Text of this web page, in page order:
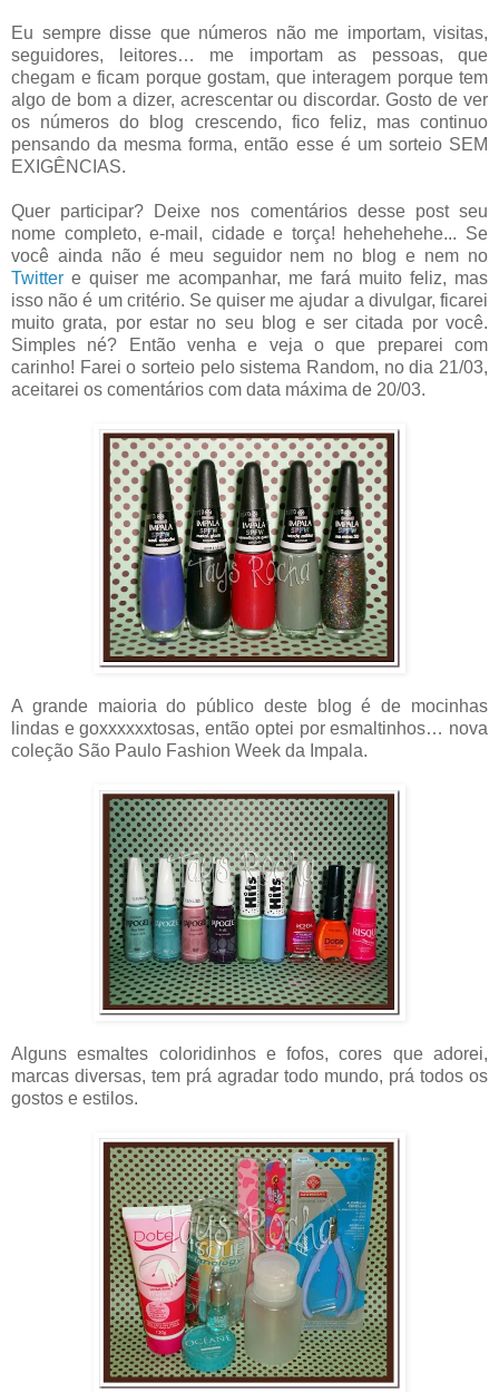
Eu sempre disse que números não me importam, visitas,
seguidores, leitores… me importam as pessoas, que
chegam e ficam porque gostam, que interagem porque tem
algo de bom a dizer, acrescentar ou discordar. Gosto de ver
os números do blog crescendo, fico feliz, mas continuo
pensando da mesma forma, então esse é um sorteio SEM
EXIGÊNCIAS.
Quer participar? Deixe nos comentários desse post seu
nome completo, e-mail, cidade e torça! hehehehehe... Se
você ainda não é meu seguidor nem no blog e nem no
Twitter e quiser me acompanhar, me fará muito feliz, mas
isso não é um critério. Se quiser me ajudar a divulgar, ficarei
muito grata, por estar no seu blog e ser citada por você.
Simples né? Então venha e veja o que preparei com
carinho! Farei o sorteio pelo sistema Random, no dia 21/03,
aceitarei os comentários com data máxima de 20/03.
A grande maioria do público deste blog é de mocinhas
lindas e goxxxxxxtosas, então optei por esmaltinhos… nova
coleção São Paulo Fashion Week da Impala.
Alguns esmaltes coloridinhos e fofos, cores que adorei,
marcas diversas, tem prá agradar todo mundo, prá todos os
gostos e estilos.